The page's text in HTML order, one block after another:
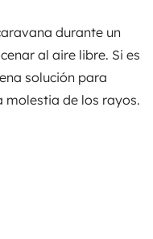
durante un
al aire libre. Si es
solución para
molestia de los rayos.